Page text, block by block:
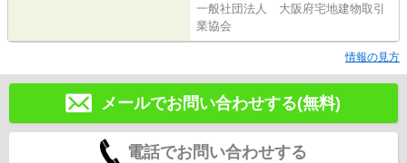
一般社団法人 大阪府宅地建物取引
業協会
情報の見方
メールでお問い合わせする(無料)
電話でお問い合わせする